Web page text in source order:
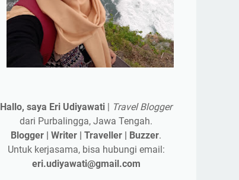
Hallo, saya Eri Udiyawati | Travel Blogger
dari Purbalingga, Jawa Tengah.
Blogger | Writer | Traveller | Buzzer.
Untuk kerjasama, bisa hubungi email:
eri.udiyawati@gmail.com